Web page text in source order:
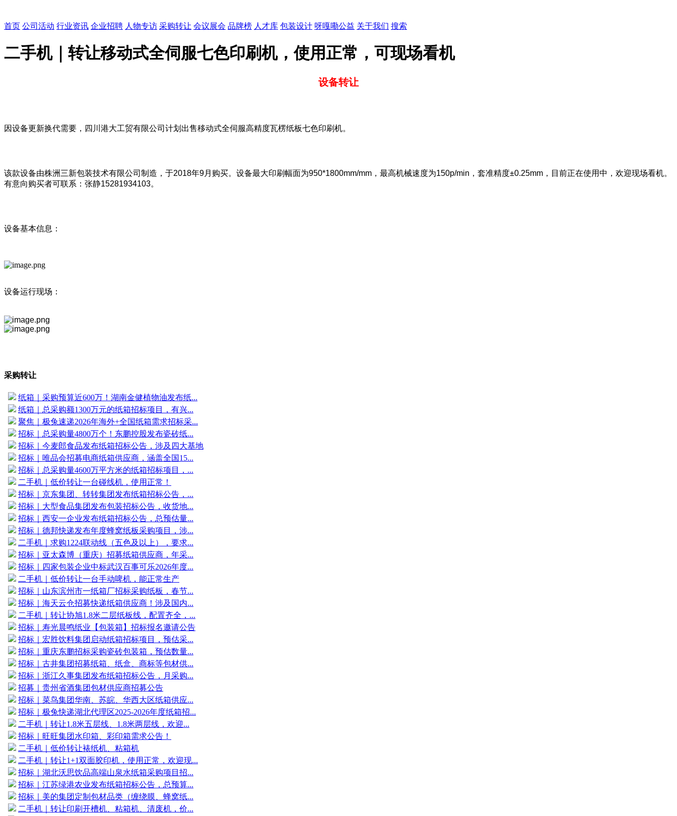
首页 公司活动 行业资讯 企业招聘 人物专访 采购转让 会议展会 品牌榜 人才库 包装设计 呀嘎嘞公益 关于我们 搜索
二手机｜转让移动式全伺服七色印刷机，使用正常，可现场看机
设备转让
因设备更新换代需要，四川港大工贸有限公司计划出售移动式全伺服高精度瓦楞纸板七色印刷机。
该款设备由株洲三新包装技术有限公司制造，于2018年9月购买。设备最大印刷幅面为950*1800mm/mm，最高机械速度为150p/min，套准精度±0.25mm，目前正在使用中，欢迎现场看机。
有意向购买者可联系：张静15281934103。
设备基本信息：
设备运行现场：
采购转让
纸箱｜采购预算近600万！湖南金健植物油发布纸...
纸箱｜总采购额1300万元的纸箱招标项目，有兴...
聚焦｜极兔速递2026年海外+全国纸箱需求招标采...
招标｜总采购量4800万个！东鹏控股发布瓷砖纸...
招标｜今麦郎食品发布纸箱招标公告，涉及四大基地
招标｜唯品会招募电商纸箱供应商，涵盖全国15...
招标｜总采购量4600万平方米的纸箱招标项目，...
二手机｜低价转让一台碰线机，使用正常！
招标｜京东集团、转转集团发布纸箱招标公告，...
招标｜大型食品集团发布包装招标公告，收货地...
招标｜西安一企业发布纸箱招标公告，总预估量...
招标｜德邦快递发布年度蜂窝纸板采购项目，涉...
二手机｜求购1224联动线（五色及以上），要求...
招标｜亚太森博（重庆）招募纸箱供应商，年采...
招标｜四家包装企业中标武汉百事可乐2026年度...
二手机｜低价转让一台手动啤机，能正常生产
招标｜山东滨州市一纸箱厂招标采购纸板，春节...
招标｜海天云仓招募快递纸箱供应商！涉及国内...
二手机｜转让协旭1.8米二层纸板线，配置齐全，...
招标｜寿光晨鸣纸业【包装箱】招标报名邀请公告
招标｜宏胜饮料集团启动纸箱招标项目，预估采...
招标｜重庆东鹏招标采购瓷砖包装箱，预估数量...
招标｜古井集团招募纸箱、纸盒、商标等包材供...
招标｜浙江久事集团发布纸箱招标公告，月采购...
招募｜贵州省酒集团包材供应商招募公告
招标｜菜鸟集团华南、苏皖、华西大区纸箱供应...
招标｜极兔快递湖北代理区2025-2026年度纸箱招...
二手机｜转让1.8米五层线、1.8米两层线，欢迎...
招标｜旺旺集团水印箱、彩印箱需求公告！
二手机｜低价转让裱纸机、粘箱机
二手机｜转让1+1双面胶印机，使用正常，欢迎现...
招标｜湖北沃思饮品高端山泉水纸箱采购项目招...
招标｜江苏绿港农业发布纸箱招标公告，总预算...
招标｜美的集团定制包材品类（缠绕膜、蜂窝纸...
二手机｜转让印刷开槽机、粘箱机、清废机，价...